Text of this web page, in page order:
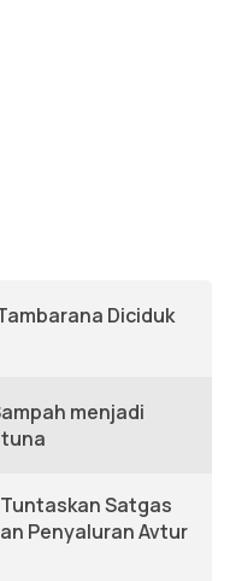
Diciduk
menjadi
Satgas
Penyaluran Avtur